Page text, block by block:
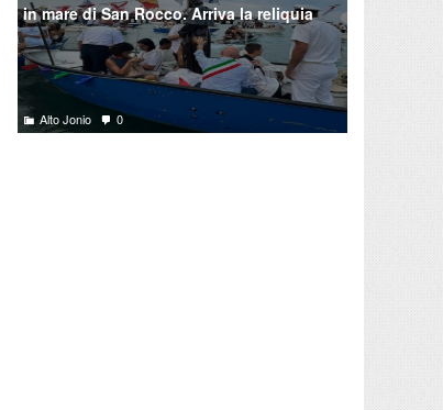
in mare di San Rocco. Arriva la reliquia
Alto Jonio 0